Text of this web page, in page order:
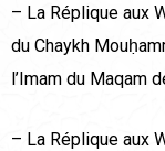
– La Réplique aux
du Chaykh
l’Imam du Maqam
– La Réplique aux